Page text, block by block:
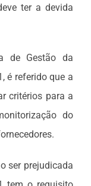
ter a devida
de Gestão da
é referido que a
critérios para a
do
ser prejudicada